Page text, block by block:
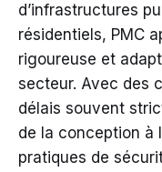
d’infrastructures
résidentiels, PMC
rigoureuse et
secteur. Avec des
délais souvent
de la conception à
pratiques de